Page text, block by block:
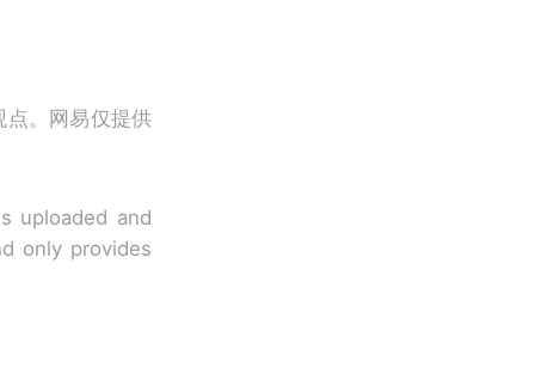
点。网易仅提供
uploaded and
only provides